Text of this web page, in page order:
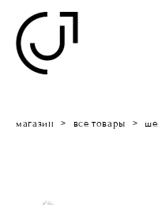
магазин > все товары >